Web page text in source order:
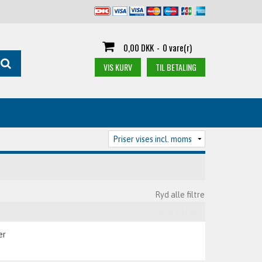
0,00 DKK - 0 vare(r)
VIS KURV TIL BETALING
Ryd alle filtre